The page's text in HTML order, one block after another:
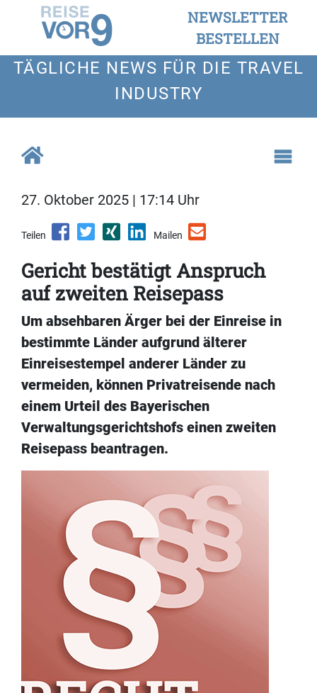
NEWSLETTER
BESTELLEN
TÄGLICHE NEWS FÜR DIE TRAVEL
INDUSTRY
27. Oktober 2025 | 17:14 Uhr
Teilen Mailen
Gericht bestätigt Anspruch
auf zweiten Reisepass
Um absehbaren Ärger bei der Einreise in
bestimmte Länder aufgrund älterer
Einreisestempel anderer Länder zu
vermeiden, können Privatreisende nach
einem Urteil des Bayerischen
Verwaltungsgerichtshofs einen zweiten
Reisepass beantragen.